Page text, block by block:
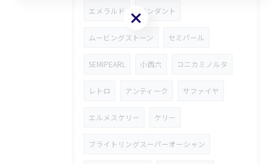
エメラルド ペンダント
ムービングストーン セミパール
SEMIPEARL 小西六 コニカミノルタ
レトロ アンティーク サファイヤ
エルメスケリー ケリー
ブライトリングスーパーオーシャン
お気軽にお問い合わせください